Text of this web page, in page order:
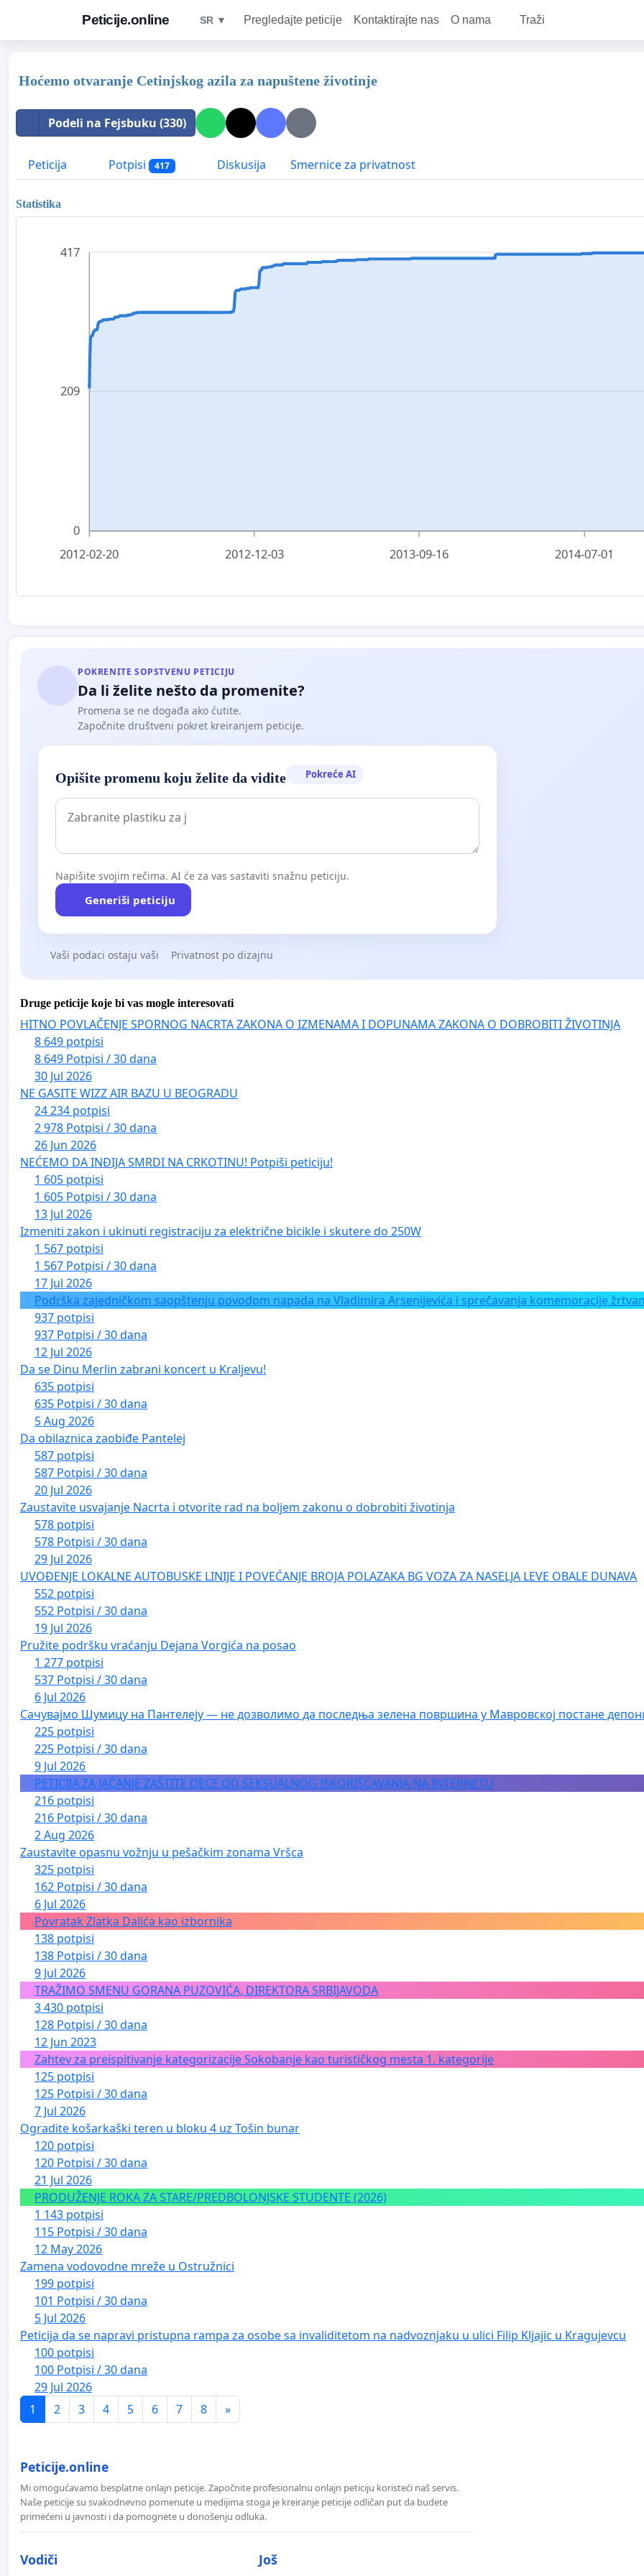
Peticije.online SR ▼ Pregledajte peticije Kontaktirajte nas O nama Traži
Hoćemo otvaranje Cetinjskog azila za napuštene životinje
Podeli na Fejsbuku (330)
Peticija Potpisi 417 Diskusija Smernice za privatnost
Statistika
0
209
417
2012-02-20 2012-12-03 2013-09-16 2014-07-01
POKRENITE SOPSTVENU PETICIJU
Da li želite nešto da promenite?
Promena se ne događa ako ćutite.
Započnite društveni pokret kreiranjem peticije.
Opišite promenu koju želite da vidite Pokreće AI
Napišite svojim rečima. AI će za vas sastaviti snažnu peticiju.
Generiši peticiju
Vaši podaci ostaju vaši Privatnost po dizajnu
Druge peticije koje bi vas mogle interesovati
HITNO POVLAČENJE SPORNOG NACRTA ZAKONA O IZMENAMA I DOPUNAMA ZAKONA O DOBROBITI ŽIVOTINJA
8 649 potpisi
8 649 Potpisi / 30 dana
30 Jul 2026
NE GASITE WIZZ AIR BAZU U BEOGRADU
24 234 potpisi
2 978 Potpisi / 30 dana
26 Jun 2026
NEĆEMO DA INĐIJA SMRDI NA CRKOTINU! Potpiši peticiju!
1 605 potpisi
1 605 Potpisi / 30 dana
13 Jul 2026
Izmeniti zakon i ukinuti registraciju za električne bicikle i skutere do 250W
1 567 potpisi
1 567 Potpisi / 30 dana
17 Jul 2026
Podrška zajedničkom saopštenju povodom napada na Vladimira Arsenijevića i sprečavanja komemoracije
937 potpisi
937 Potpisi / 30 dana
12 Jul 2026
Da se Dinu Merlin zabrani koncert u Kraljevu!
635 potpisi
635 Potpisi / 30 dana
5 Aug 2026
Da obilaznica zaobiđe Pantelej
587 potpisi
587 Potpisi / 30 dana
20 Jul 2026
Zaustavite usvajanje Nacrta i otvorite rad na boljem zakonu o dobrobiti životinja
578 potpisi
578 Potpisi / 30 dana
29 Jul 2026
UVOĐENJE LOKALNE AUTOBUSKE LINIJE I POVEĆANJE BROJA POLAZAKA BG VOZA ZA NASELJA LEVE OBALE DUNAVA
552 potpisi
552 Potpisi / 30 dana
19 Jul 2026
Pružite podršku vraćanju Dejana Vorgića na posao
1 277 potpisi
537 Potpisi / 30 dana
6 Jul 2026
Сачувајмо Шумицу на Пантелеју — не дозволимо да последња зелена површина у Мавровској постане
225 potpisi
225 Potpisi / 30 dana
9 Jul 2026
PETICIJA ZA JAČANJE ZAŠTITE DECE OD SEKSUALNOG ISKORIŠĆAVANJA NA INTERNETU
216 potpisi
216 Potpisi / 30 dana
2 Aug 2026
Zaustavite opasnu vožnju u pešačkim zonama Vršca
325 potpisi
162 Potpisi / 30 dana
6 Jul 2026
Povratak Zlatka Dalića kao izbornika
138 potpisi
138 Potpisi / 30 dana
9 Jul 2026
TRAŽIMO SMENU GORANA PUZOVIĆA, DIREKTORA SRBIJAVODA
3 430 potpisi
128 Potpisi / 30 dana
12 Jun 2023
Zahtev za preispitivanje kategorizacije Sokobanje kao turističkog mesta 1. kategorije
125 potpisi
125 Potpisi / 30 dana
7 Jul 2026
Ogradite košarkaški teren u bloku 4 uz Tošin bunar
120 potpisi
120 Potpisi / 30 dana
21 Jul 2026
PRODUŽENJE ROKA ZA STARE/PREDBOLONJSKE STUDENTE (2026)
1 143 potpisi
115 Potpisi / 30 dana
12 May 2026
Zamena vodovodne mreže u Ostružnici
199 potpisi
101 Potpisi / 30 dana
5 Jul 2026
Peticija da se napravi pristupna rampa za osobe sa invaliditetom na nadvoznjaku u ulici Filip Kljajic u Kragujevcu
100 potpisi
100 Potpisi / 30 dana
29 Jul 2026
1
2 3 4 5 6 7 8 »
Peticije.online
Mi omogućavamo besplatne onlajn peticije. Započnite profesionalnu onlajn peticiju koristeći naš servis.
Naše peticije su svakodnevno pomenute u medijima stoga je kreiranje peticije odličan put da budete
primećeni u javnosti i da pomognete u donošenju odluka.
Vodiči Još